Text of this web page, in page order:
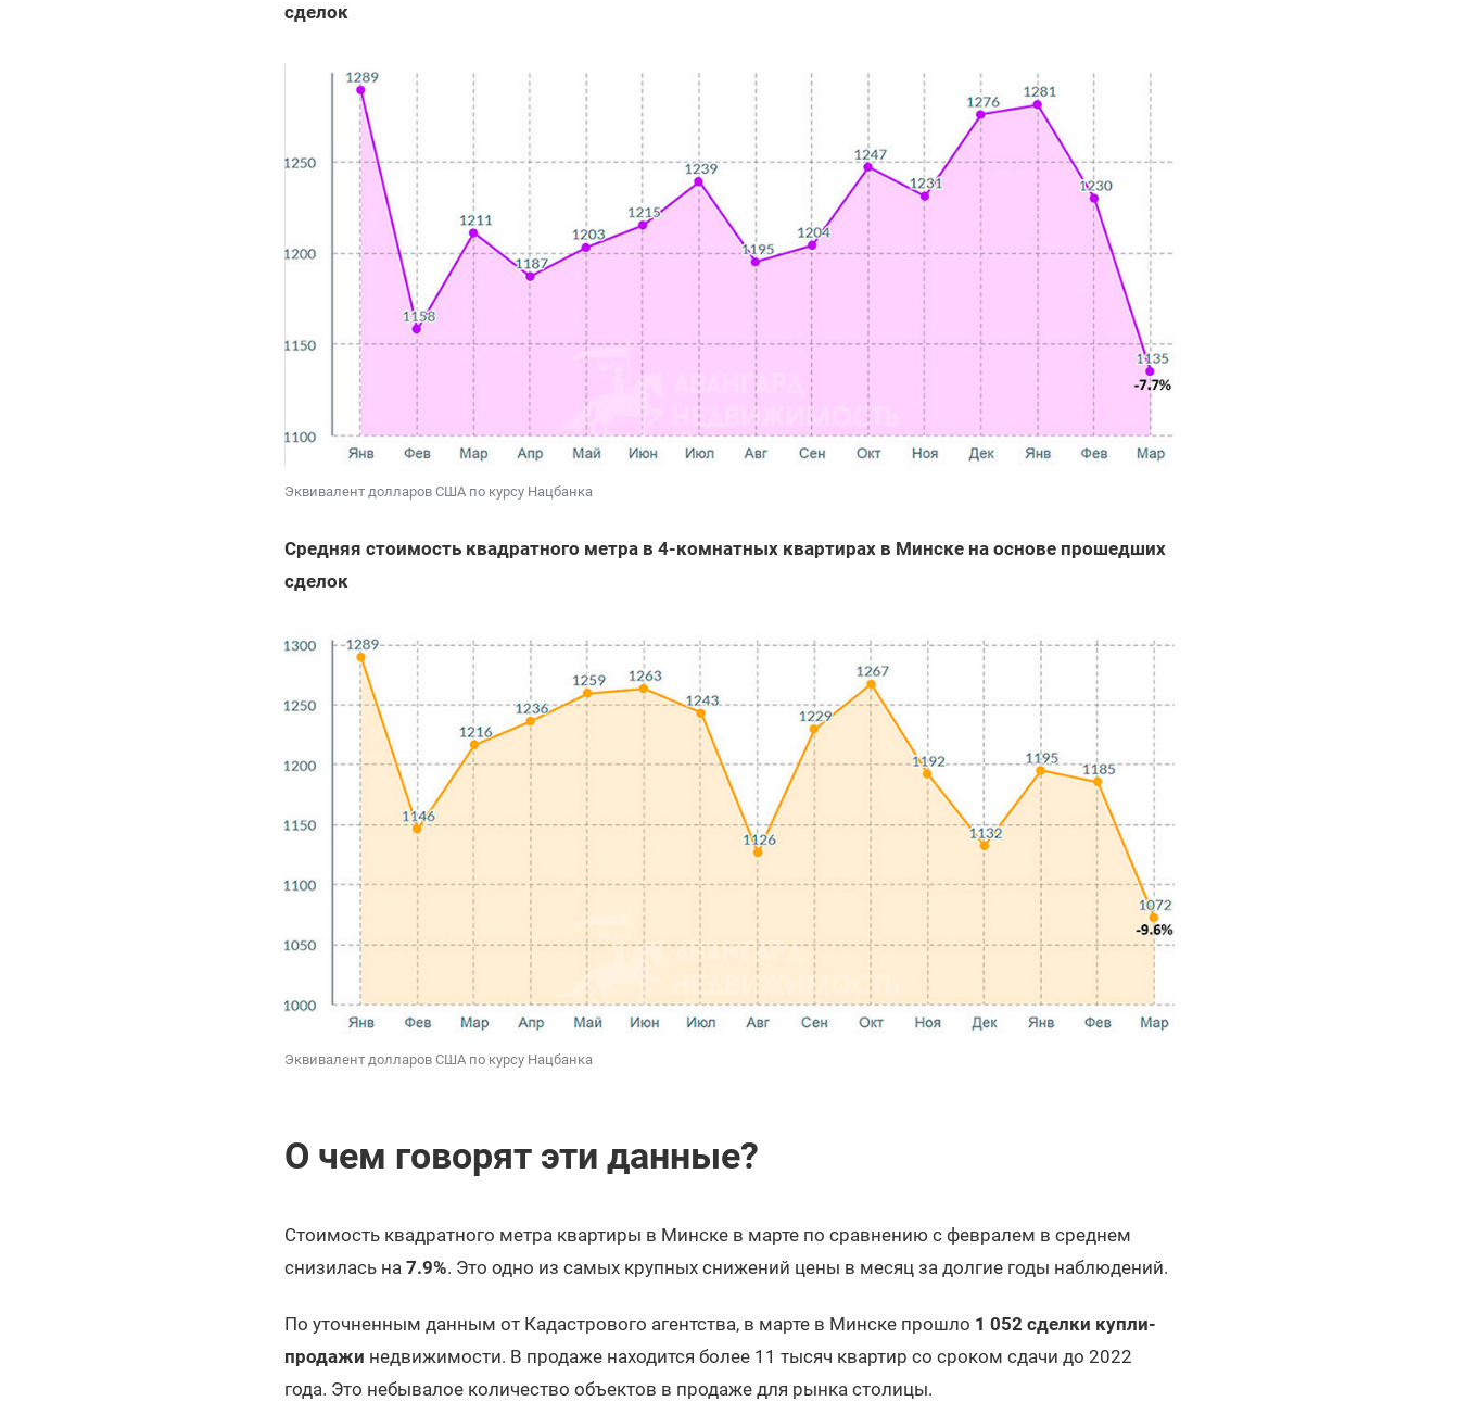
сделок
Эквивалент долларов США по курсу Нацбанка
Средняя стоимость квадратного метра в 4-комнатных квартирах в Минске на основе прошедших
сделок
Эквивалент долларов США по курсу Нацбанка
О чем говорят эти данные?
Стоимость квадратного метра квартиры в Минске в марте по сравнению с февралем в среднем
снизилась на 7.9%. Это одно из самых крупных снижений цены в месяц за долгие годы наблюдений.
По уточненным данным от Кадастрового агентства, в марте в Минске прошло 1 052 сделки купли-
продажи недвижимости. В продаже находится более 11 тысяч квартир со сроком сдачи до 2022
года. Это небывалое количество объектов в продаже для рынка столицы.